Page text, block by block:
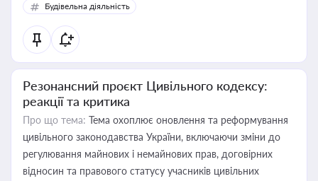
Будівельна діяльність
Резонансний проєкт Цивільного кодексу:
реакції та критика
Про що тема: Тема охоплює оновлення та реформування
цивільного законодавства України, включаючи зміни до
регулювання майнових і немайнових прав, договірних
відносин та правового статусу учасників цивільних